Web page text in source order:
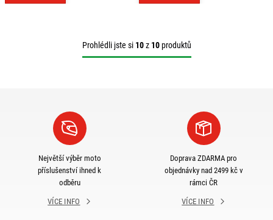
Prohlédli jste si 10z 10produktů
Největší výběr moto
příslušenství ihned k
odběru
VÍCE INFO
Doprava ZDARMA pro
objednávky nad 2499 kč v
rámci ČR
VÍCE INFO